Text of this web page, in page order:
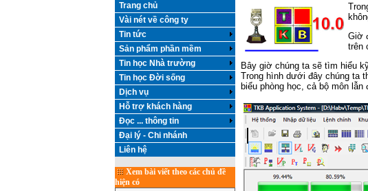
Trang chủ
Vài nét về công ty
Tin tức
Sản phẩm phần mềm
Tin học Nhà trường
Tin học Đời sống
Dịch vụ
Hỗ trợ khách hàng
Đọc ... thông tin
Đại lý - Chi nhánh
Liên hệ
Xem bài viết theo các chủ đề
hiện có
Giờ
trên
Bây giờ chúng ta sẽ tìm hiểu
Trong hình dưới đây chúng ta
biểu phòng học, cả bộ môn lẫn